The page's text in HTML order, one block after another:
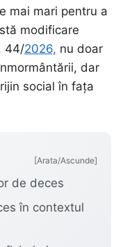
mai mari pentru a
modificare
44/2026, nu doar
dar
social în fața
[Arata/Ascunde]
de deces
în contextul